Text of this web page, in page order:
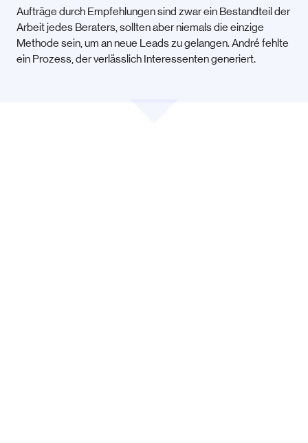
Aufträge durch Empfehlungen sind zwar ein Bestandteil der
Arbeit jedes Beraters, sollten aber niemals die einzige
Methode sein, um an neue Leads zu gelangen. André fehlte
ein Prozess, der verlässlich Interessenten generiert.